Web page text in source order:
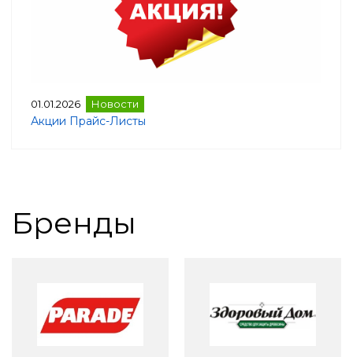
01.01.2026 Новости
Акции Прайс-Листы
Бренды